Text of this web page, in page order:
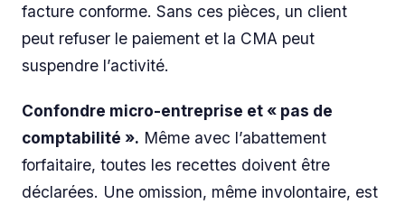
facture conforme. Sans ces pièces, un client
peut refuser le paiement et la CMA peut
suspendre l’activité.
Confondre micro-entreprise et « pas de
comptabilité ». Même avec l’abattement
forfaitaire, toutes les recettes doivent être
déclarées. Une omission, même involontaire, est